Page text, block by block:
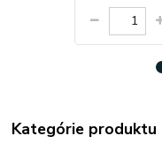
Kategórie produktu